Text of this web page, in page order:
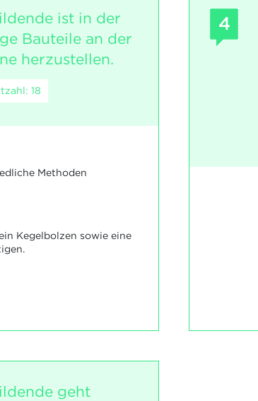
ist in der
Bauteile an der
herzustellen.
18
Methoden
Kegelbolzen sowie eine
4
geht